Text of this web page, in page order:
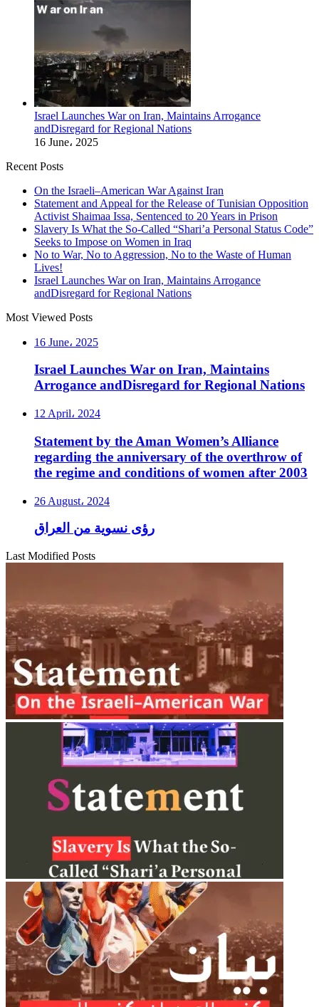
Israel Launches War on Iran, Maintains Arrogance
andDisregard for Regional Nations
16 June، 2025
Recent Posts
On the Israeli–American War Against Iran
Statement and Appeal for the Release of Tunisian Opposition
Activist Shaimaa Issa, Sentenced to 20 Years in Prison
Slavery Is What the So-Called “Shari’a Personal Status Code”
Seeks to Impose on Women in Iraq
No to War, No to Aggression, No to the Waste of Human
Lives!
Israel Launches War on Iran, Maintains Arrogance
andDisregard for Regional Nations
Most Viewed Posts
16 June، 2025
Israel Launches War on Iran, Maintains
Arrogance andDisregard for Regional Nations
12 April، 2024
Statement by the Aman Women’s Alliance
regarding the anniversary of the overthrow of
the regime and conditions of women after 2003
26 August، 2024
رؤى نسوية من العراق
Last Modified Posts